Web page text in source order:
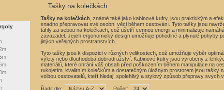
Tašky na kolečkách
Tašky na kolečkách , známé také jako kabinové kufry, jsou praktickým a
snadno přepravovat své osobní věci během cestování. Tyto tašky jsou
táhly za sebou na kolečkách, což ušetří cennou energii a minimalizuje
zavazadel. Jejich ergonomický design umožňuje pohodlné a plynulé pohyby
jiných veřejných prostranstvích.
Tyto tašky jsou k dispozici v různých velikostech, což umožňuje výběr
výlety nebo dlouhodobá dobrodružství. Kabinové kufry jsou vyrobeny z
materiálů, které chrání váš obsah před poškozením během manipulace na
rukojetím, kvalitním kolečkům a dostatečným úložným prostorem jsou tašky
volbou cestovatelů, kteří hledají spolehlivý a stylový způsob přepravy svých
Řadit dle: Počet: